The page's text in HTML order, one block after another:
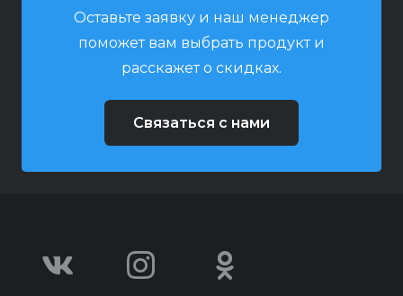
Оставьте заявку и наш менеджер
поможет вам выбрать продукт и
расскажет о скидках.
Связаться с нами